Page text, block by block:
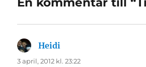
Heidi
3 april, 2012 kl. 23:22